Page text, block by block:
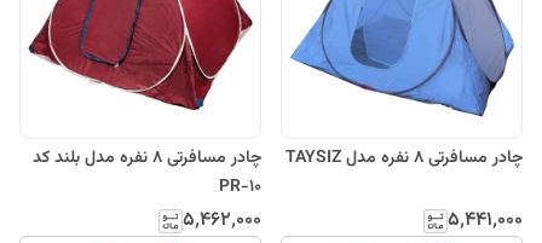
چادر مسافرتی 8 نفره مدل TAYSIZ
۵٬۴۴۱٬۰۰۰
چادر مسافرتی 8 نفره مدل بلند کد
PR-10
۵٬۴۶۲٬۰۰۰